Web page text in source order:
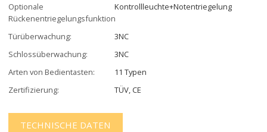
Optionale
Rückenentriegelungsfunktion
Kontrollleuchte+Notentriegelung
Türüberwachung:
3NC
Schlossüberwachung:
3NC
Arten von Bedientasten:
11 Typen
Zertifizierung:
TÜV, CE
TECHNISCHE DATEN